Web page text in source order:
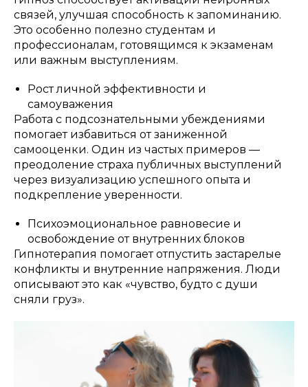
связей, улучшая способность к запоминанию.
Это особенно полезно студентам и
профессионалам, готовящимся к экзаменам
или важным выступлениям.
Рост личной эффективности и
самоуважения
Работа с подсознательными убеждениями
помогает избавиться от заниженной
самооценки. Один из частых примеров —
преодоление страха публичных выступлений
через визуализацию успешного опыта и
подкрепление уверенности.
Психоэмоциональное равновесие и
освобождение от внутренних блоков
Гипнотерапия помогает отпустить застарелые
конфликты и внутренние напряжения. Люди
описывают это как «чувство, будто с души
сняли груз».